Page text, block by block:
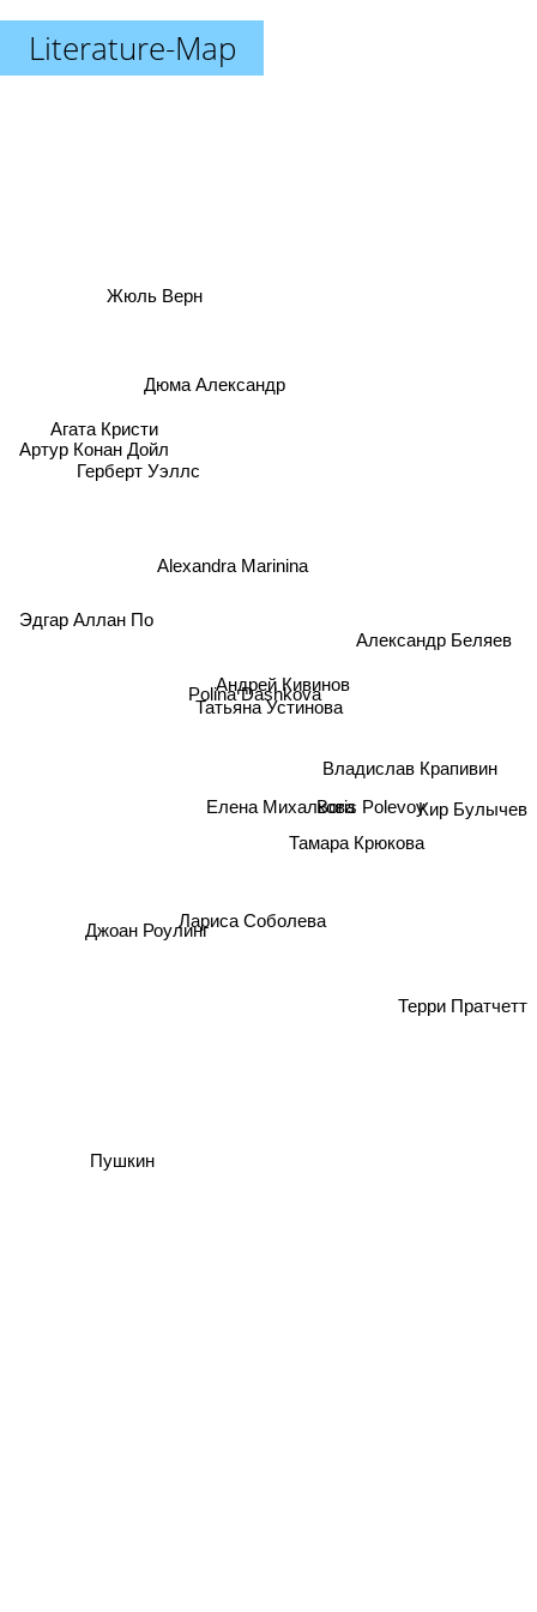
Literature-Map
Татьяна Устинова
Polina Dashkova
Андрей Кивинов
Елена Михалкова
Alexandra Marinina
Лариса Соболева
Тамара Крюкова
Boris Polevoy
Владислав Крапивин
Дюма Александр
Александр Беляев
Эдгар Аллан По
Герберт Уэллс
Кир Булычев
Жюль Верн
Агата Кристи
Артур Конан Дойл
Пушкин